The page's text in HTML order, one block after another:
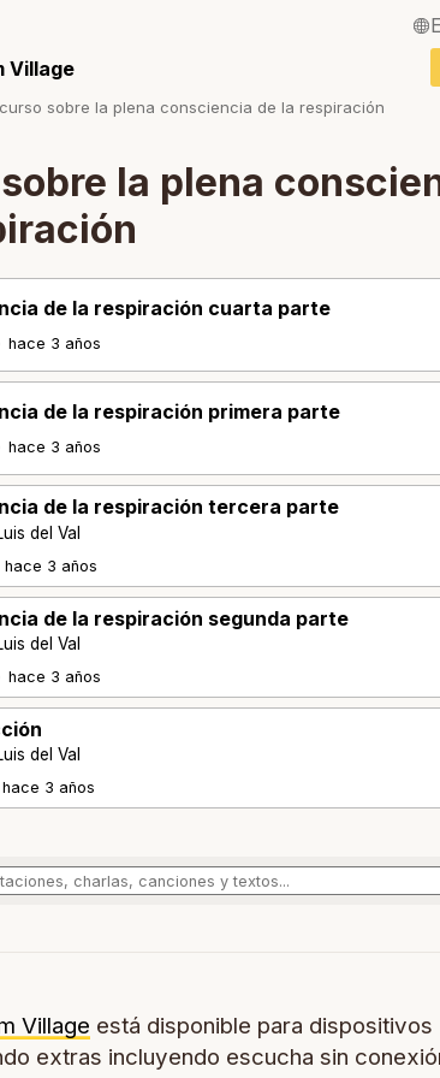
Français /
Deutsch /
Tiếng Việt /
Village
sobre la plena consciencia de la respiración
la plena
de la respiración cuarta parte
hace 3 años
de la respiración primera parte
hace 3 años
de la respiración tercera parte
del Val
hace 3 años
de la respiración segunda parte
del Val
hace 3 años
del Val
hace 3 años
Village está disponible para dispositivos
extras incluyendo escucha sin